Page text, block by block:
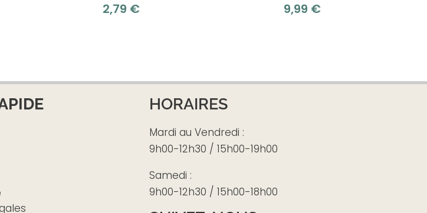
2,79 € 9,99 €
HORAIRES
Mardi au Vendredi :
9h00-12h30 / 15h00-19h00
Samedi :
9h00-12h30 / 15h00-18h00